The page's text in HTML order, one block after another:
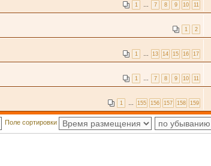
1 7 8 9 10 11
1 2
1 13 14 15 16 17
1 7 8 9 10 11
1 155 156 157 158 159
Поле сортировки